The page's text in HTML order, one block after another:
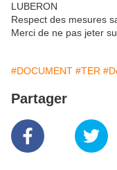
LUBERON
Respect des mesures
Merci de ne pas jeter
#DOCUMENT #TER
Partager